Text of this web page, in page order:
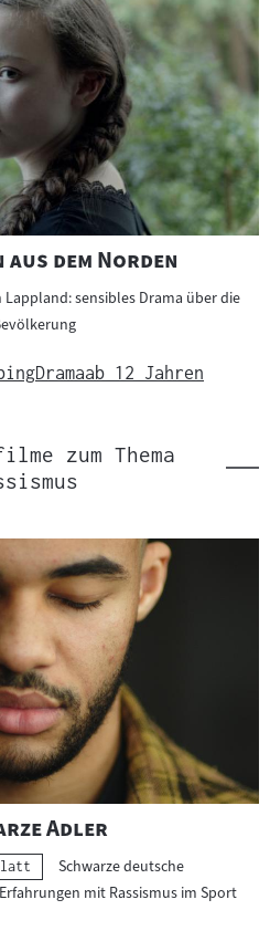
aus dem Norden
Lappland: sensibles Drama über die
Dramaab 12 Jahren
zum Thema
Adler
Schwarze deutsche
mit Rassismus im Sport